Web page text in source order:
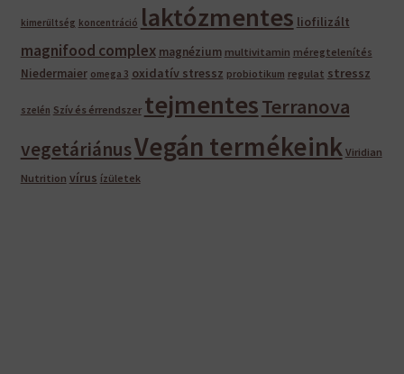
kimerültség koncentráció laktózmentes liofilizált
magnifood complex magnézium multivitamin méregtelenítés
Niedermaier omega 3 oxidatív stressz probiotikum regulat stressz
szelén Szív és érrendszer tejmentesTerranova
vegetáriánusVegán termékeink Viridian
Nutrition vírus ízületek